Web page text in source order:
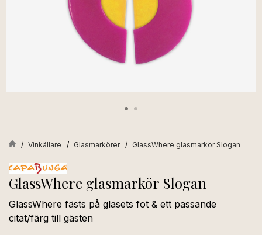
Vinkällare Glasmarkörer GlassWhere glasmarkör Slogan
GlassWhere glasmarkör Slogan
GlassWhere fästs på glasets fot & ett passande
citat/färg till gästen